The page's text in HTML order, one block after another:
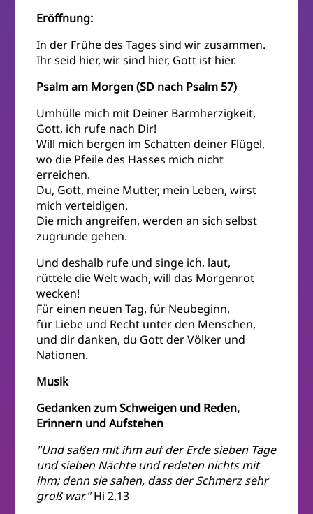
Eröffnung:
In der Frühe des Tages sind wir zusammen.
Ihr seid hier, wir sind hier, Gott ist hier.
Psalm am Morgen (SD nach Psalm 57)
Umhülle mich mit Deiner Barmherzigkeit,
Gott, ich rufe nach Dir!
Will mich bergen im Schatten deiner Flügel,
wo die Pfeile des Hasses mich nicht
erreichen.
Du, Gott, meine Mutter, mein Leben, wirst
mich verteidigen.
Die mich angreifen, werden an sich selbst
zugrunde gehen.
Und deshalb rufe und singe ich, laut,
rüttele die Welt wach, will das Morgenrot
wecken!
Für einen neuen Tag, für Neubeginn,
für Liebe und Recht unter den Menschen,
und dir danken, du Gott der Völker und
Nationen.
Musik
Gedanken zum Schweigen und Reden,
Erinnern und Aufstehen
"Und saßen mit ihm auf der Erde sieben Tage
und sieben Nächte und redeten nichts mit
ihm; denn sie sahen, dass der Schmerz sehr
groß war."Hi 2,13